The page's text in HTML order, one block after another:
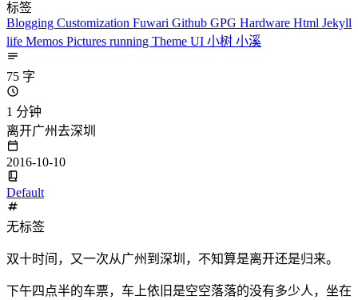
标签
Blogging Customization Fuwari Github GPG Hardware Html Jekyll
life Memos Pictures running Theme UI 小树 小溪
75 字
1 分钟
离开广州去深圳
2016-10-10
Default
无标签
双十时间，又一次从广州到深圳，不知算是离开还是归来。
下午四点半的车票，车上依旧是空空落落的没有多少人，坐在